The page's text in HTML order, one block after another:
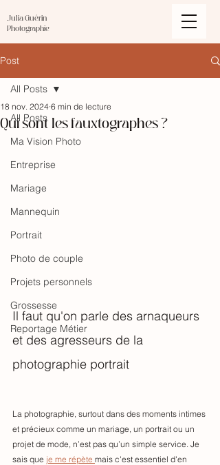
Julia Guérin
Photographie
Post
All Posts
Ma Vision Photo
Entreprise
Mariage
Mannequin
Portrait
Photo de couple
Projets personnels
Grossesse
Reportage Métier
All Posts
Qui sont les fauxtographes ?
18 nov. 2024 6 min de lecture
Il faut qu'on parle des arnaqueurs
et des agresseurs de la
photographie portrait
La photographie, surtout dans des moments intimes
et précieux comme un mariage, un portrait ou un
projet de mode, n’est pas qu’un simple service. Je
sais que je me répète mais c'est essentiel d'en